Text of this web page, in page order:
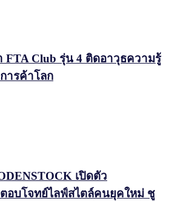
FTA Club รุ่น 4 ติดอาวุธความรู้
ารค้าโลก
เปิดตัว
อบโจทย์ไลฟ์สไตล์คนยุคใหม่ ชู